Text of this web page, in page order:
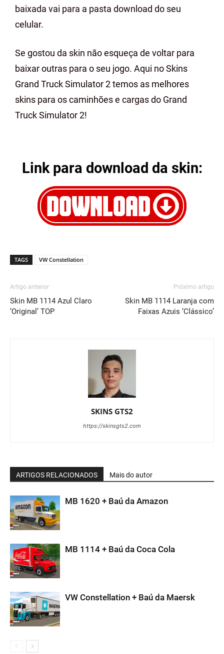
baixada vai para a pasta download do seu
celular.
Se gostou da skin não esqueça de voltar para
baixar outras para o seu jogo. Aqui no Skins
Grand Truck Simulator 2 temos as melhores
skins para os caminhões e cargas do Grand
Truck Simulator 2!
Link para download da skin:
TAGS VW Constellation
Artigo anterior
Skin MB 1114 Azul Claro
‘Original’ TOP
Próximo artigo
Skin MB 1114 Laranja com
Faixas Azuis ‘Clássico’
SKINS GTS2
https://skinsgts2.com
ARTIGOS RELACIONADOS Mais do autor
MB 1620 + Baú da Amazon
MB 1114 + Baú da Coca Cola
VW Constellation + Baú da Maersk